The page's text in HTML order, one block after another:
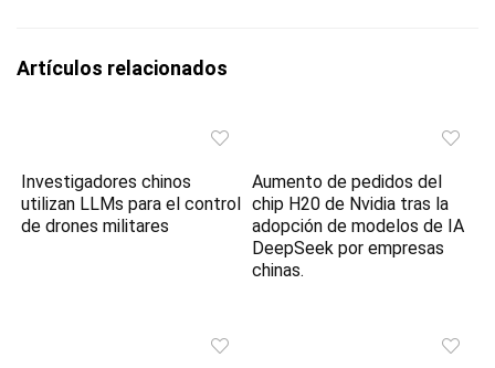
Artículos relacionados
Investigadores chinos
utilizan LLMs para el control
de drones militares
Aumento de pedidos del
chip H20 de Nvidia tras la
adopción de modelos de IA
DeepSeek por empresas
chinas.